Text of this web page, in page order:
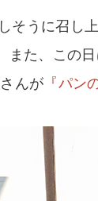
そうに召し
また、この
んが 『パン